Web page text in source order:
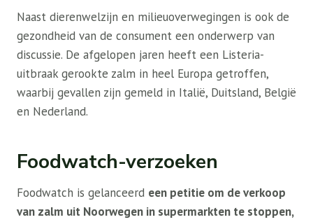
Naast dierenwelzijn en milieuoverwegingen is ook de
gezondheid van de consument een onderwerp van
discussie. De afgelopen jaren heeft een Listeria-
uitbraak gerookte zalm in heel Europa getroffen,
waarbij gevallen zijn gemeld in Italië, Duitsland, België
en Nederland.
Foodwatch-verzoeken
Foodwatch is gelanceerd een petitie om de verkoop
van zalm uit Noorwegen in supermarkten te stoppen,